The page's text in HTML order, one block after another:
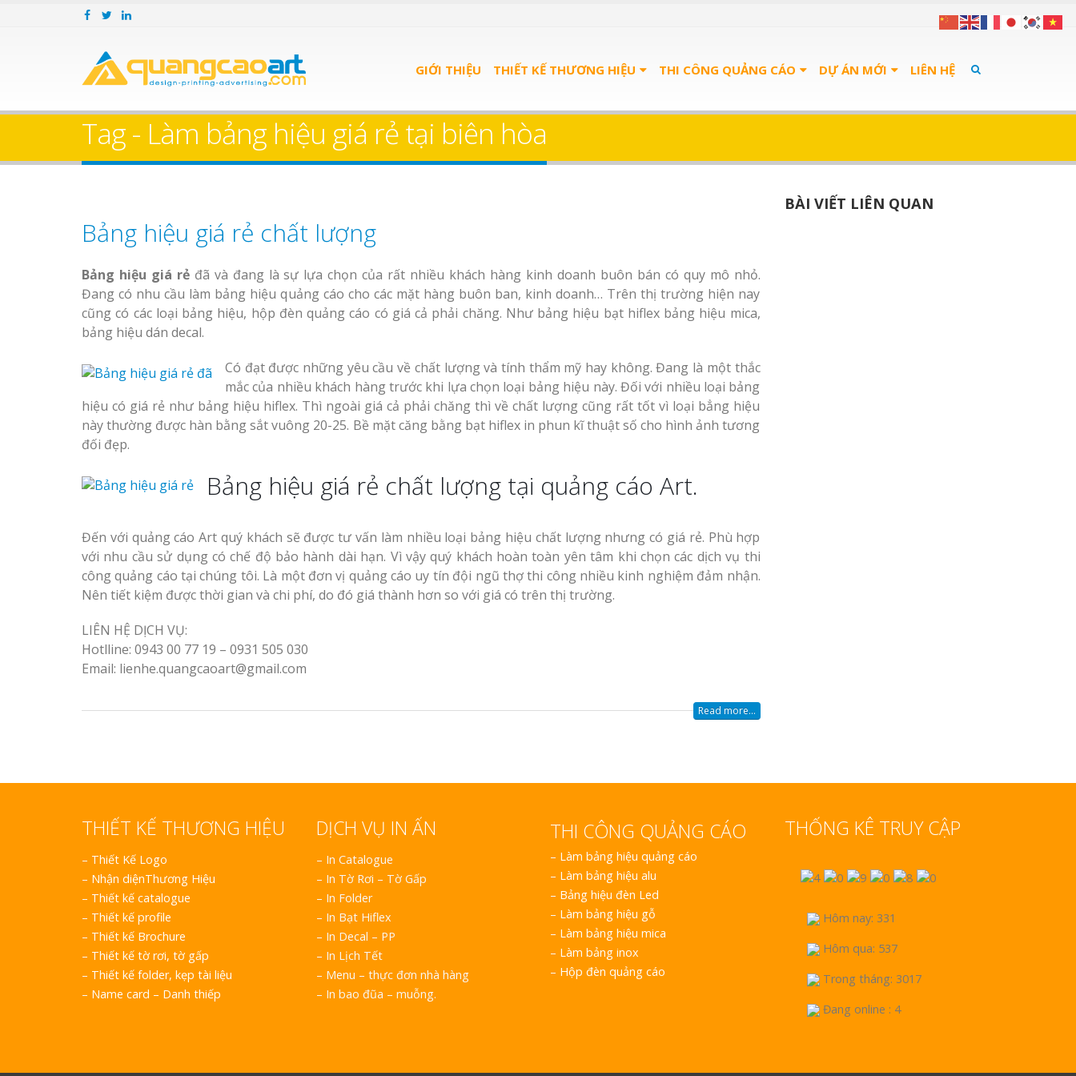
GIỚI THIỆU THIẾT KẾ THƯƠNG HIỆU THI CÔNG QUẢNG CÁO DỰ ÁN MỚI LIÊN HỆ
Tag - Làm bảng hiệu giá rẻ tại biên hòa
Bảng hiệu giá rẻ chất lượng
Bảng hiệu giá rẻ đã và đang là sự lựa chọn của rất nhiều khách hàng kinh doanh buôn bán có quy mô nhỏ.
Đang có nhu cầu làm bảng hiệu quảng cáo cho các mặt hàng buôn ban, kinh doanh… Trên thị trường hiện nay
cũng có các loại bảng hiệu, hộp đèn quảng cáo có giá cả phải chăng. Như bảng hiệu bạt hiflex bảng hiệu mica,
bảng hiệu dán decal.
Có đạt được những yêu cầu về chất lượng và tính thẩm mỹ hay không. Đang là một thắc
mắc của nhiều khách hàng trước khi lựa chọn loại bảng hiệu này. Đối với nhiều loại bảng
hiệu có giá rẻ như bảng hiệu hiflex. Thì ngoài giá cả phải chăng thì về chất lượng cũng rất tốt vì loại bẳng hiệu
này thường được hàn bằng sắt vuông 20-25. Bề mặt căng bằng bạt hiflex in phun kĩ thuật số cho hình ảnh tương
đối đẹp.
Bảng hiệu giá rẻ chất lượng tại quảng cáo Art.
Đến với quảng cáo Art quý khách sẽ được tư vấn làm nhiều loại bảng hiệu chất lượng nhưng có giá rẻ. Phù hợp
với nhu cầu sử dụng có chế độ bảo hành dài hạn. Vì vậy quý khách hoàn toàn yên tâm khi chọn các dịch vụ thi
công quảng cáo tại chúng tôi. Là một đơn vị quảng cáo uy tín đội ngũ thợ thi công nhiều kinh nghiệm đảm nhận.
Nên tiết kiệm được thời gian và chi phí, do đó giá thành hơn so với giá có trên thị trường.
LIÊN HỆ DỊCH VỤ:
Hotlline: 0943 00 77 19 – 0931 505 030
Email: lienhe.quangcaoart@gmail.com
Read more...
BÀI VIẾT LIÊN QUAN
THIẾT KẾ THƯƠNG HIỆU
– Thiết Kế Logo
– Nhận diệnThương Hiệu
– Thiết kế catalogue
– Thiết kế profile
– Thiết kế Brochure
– Thiết kế tờ rơi, tờ gấp
– Thiết kế folder, kẹp tài liệu
– Name card – Danh thiếp
DỊCH VỤ IN ẤN
– In Catalogue
– In Tờ Rơi – Tờ Gấp
– In Folder
– In Bạt Hiflex
– In Decal – PP
– In Lịch Tết
– Menu – thực đơn nhà hàng
– In bao đũa – muỗng.
THI CÔNG QUẢNG CÁO
– Làm bảng hiệu quảng cáo
– Làm bảng hiệu alu
– Bảng hiệu đèn Led
– Làm bảng hiệu gỗ
– Làm bảng hiệu mica
– Làm bảng inox
– Hộp đèn quảng cáo
THỐNG KÊ TRUY CẬP
Hôm nay: 331
Hôm qua: 537
Trong tháng: 3017
Đang online : 4